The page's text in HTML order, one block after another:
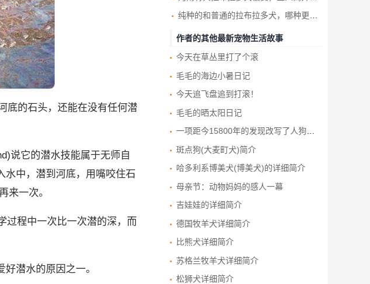
底的石头，还能在没有任何潜
说它的潜水技能属于无师自
水中，潜到河底，用嘴咬住石
来一次。
过程中一次比一次潜的深，而
潜水的原因之一。
纯种的和普通的拉布拉多犬，哪种更好养，你知道吗？
作者的其他最新宠物生活故事
今天在草丛里打了个滚
毛毛的海边小暑日记
今天追飞盘追到打滚！
毛毛的晒太阳日记
一项距今15800年的发现改写了人狗友谊的历史
斑点狗(大麦町犬)简介
哈多利系博美犬(博美犬)的详细简介
母亲节：动物妈妈的感人一幕
吉娃娃的详细简介
德国牧羊犬详细简介
比熊犬详细简介
苏格兰牧羊犬详细简介
松狮犬详细简介